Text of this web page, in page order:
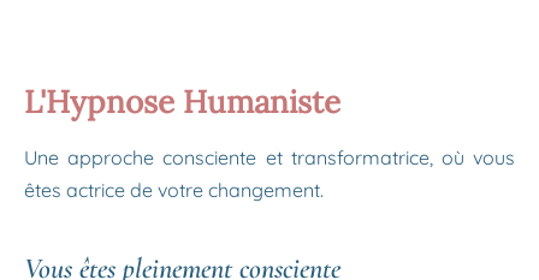
L'Hypnose Humaniste
Une approche consciente et transformatrice, où vous
êtes actrice de votre changement.
Vous êtes pleinement consciente